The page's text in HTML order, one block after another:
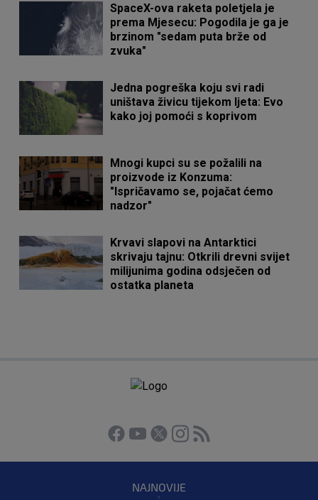
SpaceX-ova raketa poletjela je
prema Mjesecu: Pogodila je ga je
brzinom "sedam puta brže od
zvuka"
Jedna pogreška koju svi radi
uništava živicu tijekom ljeta: Evo
kako joj pomoći s koprivom
Mnogi kupci su se požalili na
proizvode iz Konzuma:
"Ispričavamo se, pojačat ćemo
nadzor"
Krvavi slapovi na Antarktici
skrivaju tajnu: Otkrili drevni svijet
milijunima godina odsječen od
ostatka planeta
NAJNOVIJE